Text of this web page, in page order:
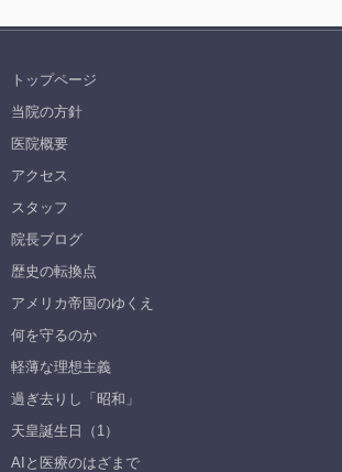
トップページ
当院の方針
医院概要
アクセス
スタッフ
院長ブログ
歴史の転換点
アメリカ帝国のゆくえ
何を守るのか
軽薄な理想主義
過ぎ去りし「昭和」
天皇誕生日（1）
AIと医療のはざまで